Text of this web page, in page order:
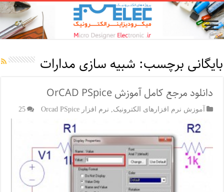
بایگانی برچسب: شبیه سازی مدارات
دانلود مرجع کامل آموزش OrCAD PSpice
آموزش نرم افزارهای الکترونیک نرم افزار Orcad PSpice 25